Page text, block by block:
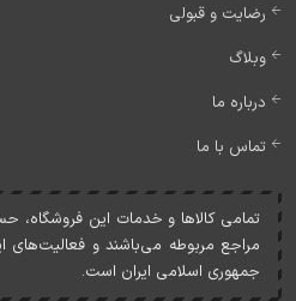
رضایت و قبولی
وبلاگ
درباره ما
تماس با ما
تمامی کالاها و خدمات اين فروشگاه،
مراجع مربوطه می‌باشند و فعاليت‌های
جمهوری اسلامی ايران است.